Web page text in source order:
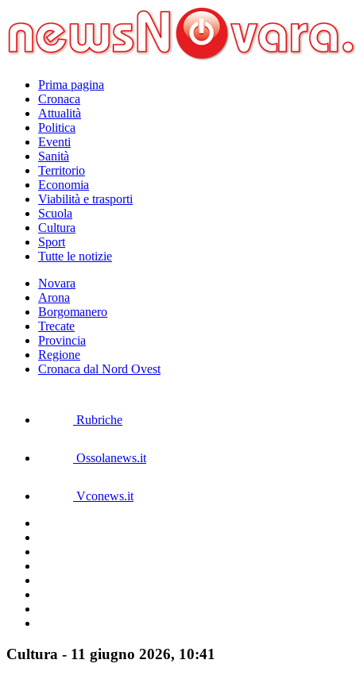
Prima pagina
Cronaca
Attualità
Politica
Eventi
Sanità
Territorio
Economia
Viabilità e trasporti
Scuola
Cultura
Sport
Tutte le notizie
Novara
Arona
Borgomanero
Trecate
Provincia
Regione
Cronaca dal Nord Ovest
Rubriche
Ossolanews.it
Vconews.it
Cultura - 11 giugno 2026, 10:41